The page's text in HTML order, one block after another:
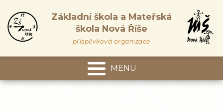
Základní škola a Mateřská
škola Nová Říše
příspěvková organizace
MENU